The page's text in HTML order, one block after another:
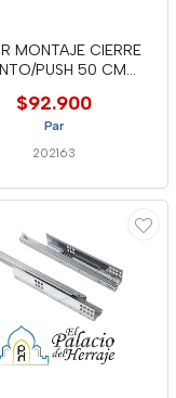
MONTAJE CIERRE
PUSH 50 CM
$92.900
Par
202163